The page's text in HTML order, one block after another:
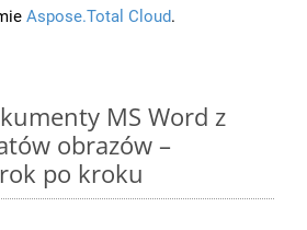
Aspose.Total Cloud.
MS Word z
obrazów –
po kroku